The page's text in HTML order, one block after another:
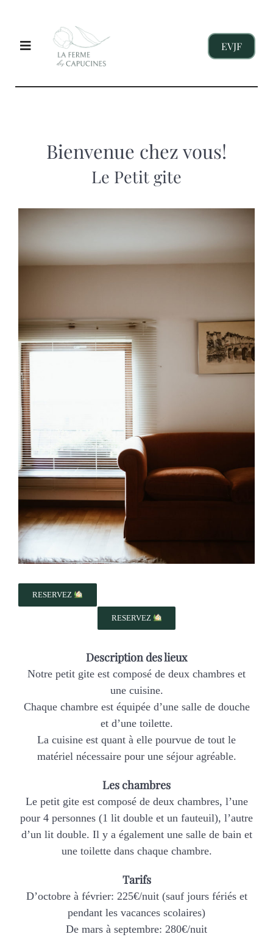
contenu
Toggle
Navigation
ENTREPRISES
ENFANTS
NOS ACTIVITES
CONTACT
CGV
EVJF
Bienvenue chez vous!
Le Petit gite
RESERVEZ
RESERVEZ
Description des lieux
Notre petit gite est composé de deux chambres et
une cuisine.
Chaque chambre est équipée d’une salle de douche
et d’une toilette.
La cuisine est quant à elle pourvue de tout le
matériel nécessaire pour une séjour agréable.
Les chambres
Le petit gite est composé de deux chambres, l’une
pour 4 personnes (1 lit double et un fauteuil), l’autre
d’un lit double. Il y a également une salle de bain et
une toilette dans chaque chambre.
Tarifs
D’octobre à février: 225€/nuit (sauf jours fériés et
pendant les vacances scolaires)
De mars à septembre: 280€/nuit